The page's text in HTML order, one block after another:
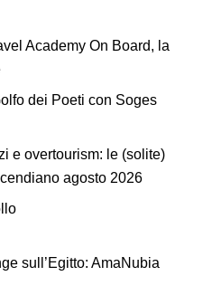
Academy On Board, la
dei Poeti con Soges
e overtourism: le (solite)
agosto 2026
sull’Egitto: AmaNubia